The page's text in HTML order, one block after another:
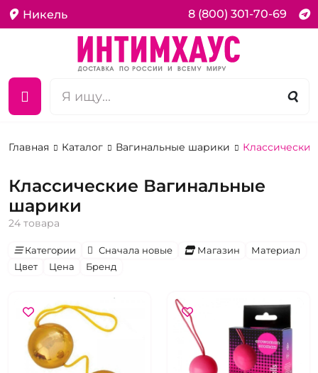
Никель 8 (800) 301-70-69
Главная Каталог Вагинальные шарики Классические
Классические Вагинальные
шарики
24 товара
Категории Сначала новые Магазин
Материал
Цвет
Цена Бренд